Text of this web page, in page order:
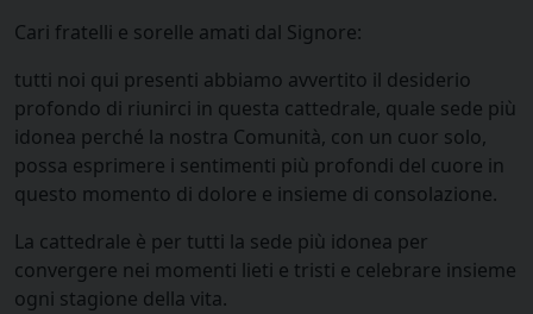
Cari fratelli e sorelle amati dal Signore:
tutti noi qui presenti abbiamo avvertito il desiderio
profondo di riunirci in questa cattedrale, quale sede più
idonea perché la nostra Comunità, con un cuor solo,
possa esprimere i sentimenti più profondi del cuore in
questo momento di dolore e insieme di consolazione.
La cattedrale è per tutti la sede più idonea per
convergere nei momenti lieti e tristi e celebrare insieme
ogni stagione della vita.